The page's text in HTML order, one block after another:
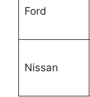
Ford
Nissan